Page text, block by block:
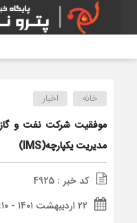
خانه اخبار
موفقیت شركت نفت و گاز
مدیریت یكپارچه(IMS)
کد خبر : 4925
۲۲ اردیبهشت ۱۴۰۱ - ۲۰:۱۰